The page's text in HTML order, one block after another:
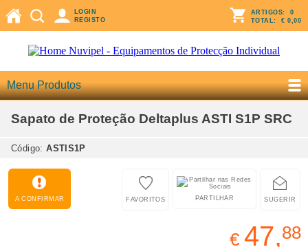
LOGIN
REGISTO
ARTIGOS: 0
TOTAL: € 0,00
Menu Produtos
Sapato de Proteção Deltaplus ASTI S1P SRC
Código:ASTIS1P
A CONFIRMAR SUGERIR
PARTILHAR
FAVORITOS
€ 47,88